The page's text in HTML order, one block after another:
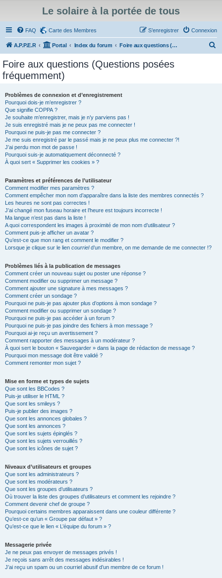
Le solaire à la portée de tous
FAQ Carte des Membres Connexion
S’enregistrer
A.P.P.E.R Portal Index du forum Foire aux questions (Questions posées fréquemment)
Foire aux questions (Questions posées
fréquemment)
Problèmes de connexion et d’enregistrement
Pourquoi dois-je m’enregistrer ?
Que signifie COPPA ?
Je souhaite m’enregistrer, mais je n’y parviens pas !
Je suis enregistré mais je ne peux pas me connecter !
Pourquoi ne puis-je pas me connecter ?
Je me suis enregistré par le passé mais je ne peux plus me connecter ?!
J’ai perdu mon mot de passe !
Pourquoi suis-je automatiquement déconnecté ?
À quoi sert « Supprimer les cookies » ?
Paramètres et préférences de l’utilisateur
Comment modifier mes paramètres ?
Comment empêcher mon nom d’apparaître dans la liste des membres connectés ?
Les heures ne sont pas correctes !
J’ai changé mon fuseau horaire et l’heure est toujours incorrecte !
Ma langue n’est pas dans la liste !
A quoi correspondent les images à proximité de mon nom d’utilisateur ?
Comment puis-je afficher un avatar ?
Qu’est-ce que mon rang et comment le modifier ?
Lorsque je clique sur le lien courrield’un membre, on me demande de me connecter !?
Problèmes liés à la publication de messages
Comment créer un nouveau sujet ou poster une réponse ?
Comment modifier ou supprimer un message ?
Comment ajouter une signature à mes messages ?
Comment créer un sondage ?
Pourquoi ne puis-je pas ajouter plus d’options à mon sondage ?
Comment modifier ou supprimer un sondage ?
Pourquoi ne puis-je pas accéder à un forum ?
Pourquoi ne puis-je pas joindre des fichiers à mon message ?
Pourquoi ai-je reçu un avertissement ?
Comment rapporter des messages à un modérateur ?
À quoi sert le bouton « Sauvegarder » dans la page de rédaction de message ?
Pourquoi mon message doit être validé ?
Comment remonter mon sujet ?
Mise en forme et types de sujets
Que sont les BBCodes ?
Puis-je utiliser le HTML ?
Que sont les smileys ?
Puis-je publier des images ?
Que sont les annonces globales ?
Que sont les annonces ?
Que sont les sujets épinglés ?
Que sont les sujets verrouillés ?
Que sont les icônes de sujet ?
Niveaux d’utilisateurs et groupes
Que sont les administrateurs ?
Que sont les modérateurs ?
Que sont les groupes d’utilisateurs ?
Où trouver la liste des groupes d’utilisateurs et comment les rejoindre ?
Comment devenir chef de groupe ?
Pourquoi certains membres apparaissent dans une couleur différente ?
Qu’est-ce qu’un « Groupe par défaut » ?
Qu’est-ce que le lien « L’équipe du forum » ?
Messagerie privée
Je ne peux pas envoyer de messages privés !
Je reçois sans arrêt des messages indésirables !
J’ai reçu un spam ou un courriel abusif d’un membre de ce forum !